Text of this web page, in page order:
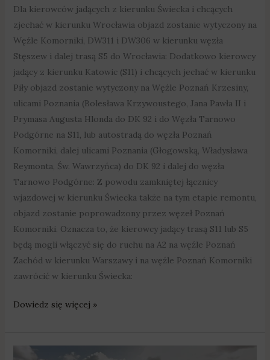
Dla kierowców jadących z kierunku Świecka i chcących
zjechać w kierunku Wrocławia objazd zostanie wytyczony na
Węźle Komorniki, DW311 i DW306 w kierunku węzła
Stęszew i dalej trasą S5 do Wrocławia: Dodatkowo kierowcy
jadący z kierunku Katowic (S11) i chcących jechać w kierunku
Piły objazd zostanie wytyczony na Węźle Poznań Krzesiny,
ulicami Poznania (Bolesława Krzywoustego, Jana Pawła II i
Prymasa Augusta Hlonda do DK 92 i do Węzła Tarnowo
Podgórne na S11, lub autostradą do węzła Poznań
Komorniki, dalej ulicami Poznania (Głogowską, Władysława
Reymonta, Św. Wawrzyńca) do DK 92 i dalej do węzła
Tarnowo Podgórne: Z powodu zamkniętej łącznicy
wjazdowej w kierunku Świecka także na tym etapie remontu,
objazd zostanie poprowadzony przez węzeł Poznań
Komorniki. Oznacza to, że kierowcy jadący trasą S11 lub S5
będą mogli włączyć się do ruchu na A2 na węźle Poznań
Zachód w kierunku Warszawy i na węźle Poznań Komorniki
zawrócić w kierunku Świecka:
Dowiedz się więcej »